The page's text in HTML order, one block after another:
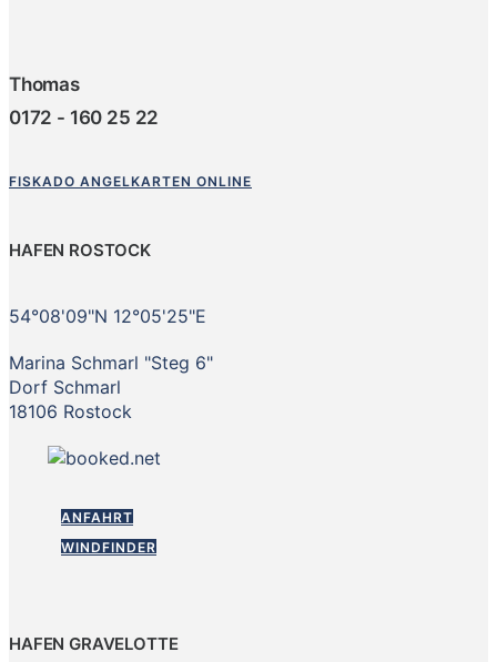
Thomas
0172 - 160 25 22
FISKADO ANGELKARTEN ONLINE
HAFEN ROSTOCK
54°08'09"N 12°05'25"E
Marina Schmarl "Steg 6"
Dorf Schmarl
18106 Rostock
ANFAHRT
WINDFINDER
HAFEN GRAVELOTTE